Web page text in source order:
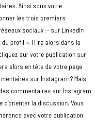
Ainsi sous votre
les trois premiers
sociaux :– sur LinkedIn
profil ». Il ira alors dans la
sur votre publication sur
alors en tête de votre page
sur Instagram ? Mais
commentaires sur Instagram
d’orienter la discussion. Vous
avec votre publication